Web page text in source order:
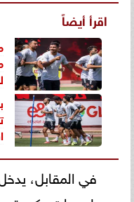
اقرأ أيضاً
في المقابل،